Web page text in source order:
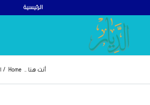
الرئيسية
أنت هنا .. Home
/